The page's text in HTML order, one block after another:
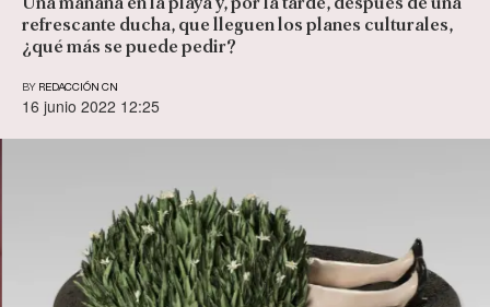
refrescante ducha, que lleguen los planes culturales,
¿qué más se puede pedir?
BY REDACCIÓN CN
16 junio 2022 12:25